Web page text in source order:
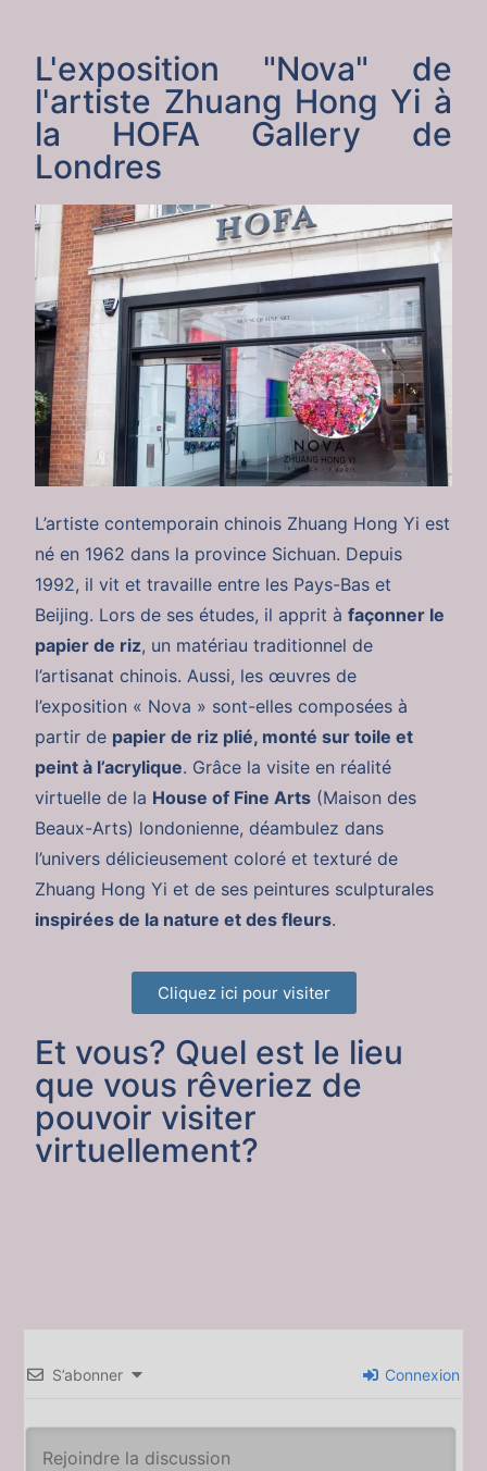
L'exposition "Nova" de
l'artiste Zhuang Hong Yi à
la HOFA Gallery de
Londres
L’artiste contemporain chinois Zhuang Hong Yi est
né en 1962 dans la province Sichuan. Depuis
1992, il vit et travaille entre les Pays-Bas et
Beijing. Lors de ses études, il apprit àfaçonner le
papier de riz, un matériau traditionnel de
l’artisanat chinois. Aussi, les œuvres de
l’exposition « Nova » sont-elles composées à
partir de papier de riz plié, monté sur toile et
peint à l’acrylique. Grâce la visite en réalité
virtuelle de la House of Fine Arts (Maison des
Beaux-Arts) londonienne, déambulez dans
l’univers délicieusement coloré et texturé de
Zhuang Hong Yi et de ses peintures sculpturales
inspirées de la nature et des fleurs.
Cliquez ici pour visiter
Et vous? Quel est le lieu
que vous rêveriez de
pouvoir visiter
virtuellement?
S’abonner Connexion